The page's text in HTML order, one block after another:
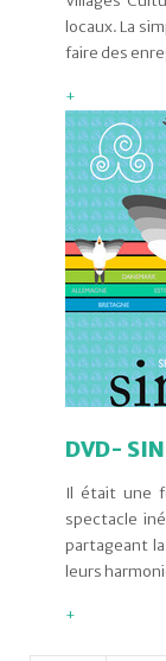
locaux. La
faire des
+
DVD-
Il était une
spectacle
partageant
leurs
+